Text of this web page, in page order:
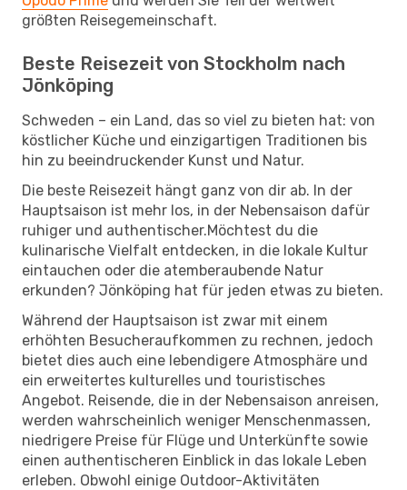
größten Reisegemeinschaft.
Beste Reisezeit von Stockholm nach
Jönköping
Schweden – ein Land, das so viel zu bieten hat: von
köstlicher Küche und einzigartigen Traditionen bis
hin zu beeindruckender Kunst und Natur.
Die beste Reisezeit hängt ganz von dir ab. In der
Hauptsaison ist mehr los, in der Nebensaison dafür
ruhiger und authentischer.Möchtest du die
kulinarische Vielfalt entdecken, in die lokale Kultur
eintauchen oder die atemberaubende Natur
erkunden? Jönköping hat für jeden etwas zu bieten.
Während der Hauptsaison ist zwar mit einem
erhöhten Besucheraufkommen zu rechnen, jedoch
bietet dies auch eine lebendigere Atmosphäre und
ein erweitertes kulturelles und touristisches
Angebot. Reisende, die in der Nebensaison anreisen,
werden wahrscheinlich weniger Menschenmassen,
niedrigere Preise für Flüge und Unterkünfte sowie
einen authentischeren Einblick in das lokale Leben
erleben. Obwohl einige Outdoor-Aktivitäten